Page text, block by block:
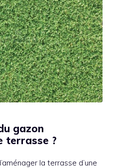
gazon
terrasse ?
la terrasse d’une